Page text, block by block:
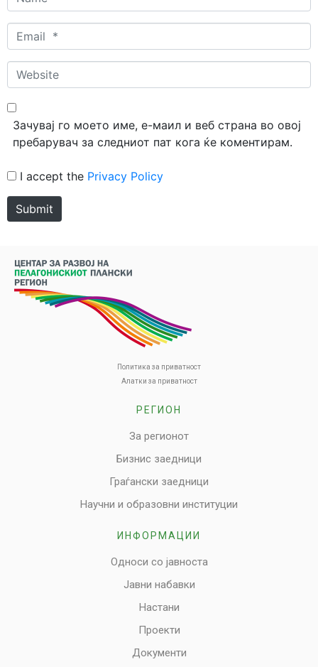
*
Email
*
Website
Зачувај го моето име, е-маил и веб страна во овој
пребарувач за следниот пат кога ќе коментирам.
I accept the Privacy Policy
Submit
Политика за приватност
Алатки за приватност
РЕГИОН
За регионот
Бизнис заедници
Граѓански заедници
Научни и образовни институции
ИНФОРМАЦИИ
Односи со јавноста
Јавни набавки
Настани
Проекти
Документи